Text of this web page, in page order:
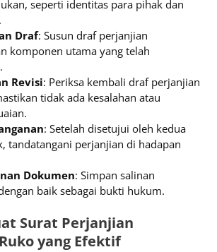
seperti identitas para pihak dan
Draf: Susun draf perjanjian
komponen utama yang telah
Revisi: Periksa kembali draf perjanjian
tidak ada kesalahan atau
: Setelah disetujui oleh kedua
tandatangani perjanjian di hadapan
Dokumen: Simpan salinan
baik sebagai bukti hukum.
Surat Perjanjian
Ruko yang Efektif